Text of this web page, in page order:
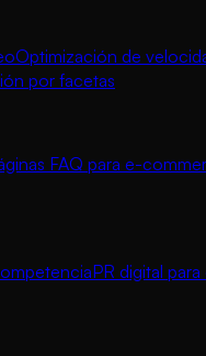
Optimización de
por facetas
FAQ para e-
PR digital